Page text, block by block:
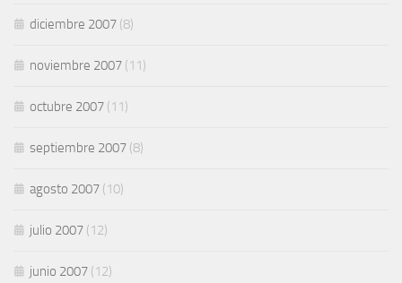
diciembre 2007 (8)
noviembre 2007 (11)
octubre 2007 (11)
septiembre 2007 (8)
agosto 2007 (10)
julio 2007 (12)
junio 2007 (12)